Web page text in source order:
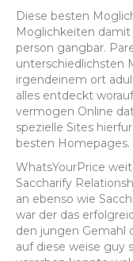
Diese besten
Moglichkeiten
person gangbar.
unterschiedlichsten
irgendeinem ort
alles entdeckt
vermogen Online
spezielle Sites
besten Homepages.
WhatsYourPrice
Saccharify
an ebenso wie
war der das
den jungen Gemahl
auf diese weise guy